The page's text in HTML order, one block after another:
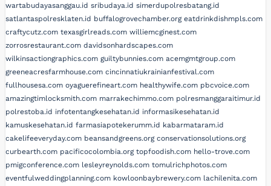
wartabudayasanggau.id sribudaya.id simerdupolresbatang.id
satlantaspolresklaten.id buffalogrovechamber.org eatdrinkdishmpls.com
craftycutz.com texasgirlreads.com williemcginest.com
zorrosrestaurant.com davidsonhardscapes.com
wilkinsactiongraphics.com guiltybunnies.com acemgmtgroup.com
greeneacresfarmhouse.com cincinnatiukrainianfestival.com
fullhousesa.com oyaguerefineart.com healthywife.com pbcvoice.com
amazingtimlocksmith.com marrakechimmo.com polresmanggaraitimur.id
polrestoba.id infotentangkesehatan.id informasikesehatan.id
kamuskesehatan.id farmasiapotekerumm.id kabarmataram.id
cakelifeeveryday.com beansandgreens.org conservationsolutions.org
curbearth.com pacificocolombia.org topfoodish.com hello-trove.com
pmigconference.com lesleyreynolds.com tomulrichphotos.com
eventfulweddingplanning.com kowloonbaybrewery.com lachilenita.com